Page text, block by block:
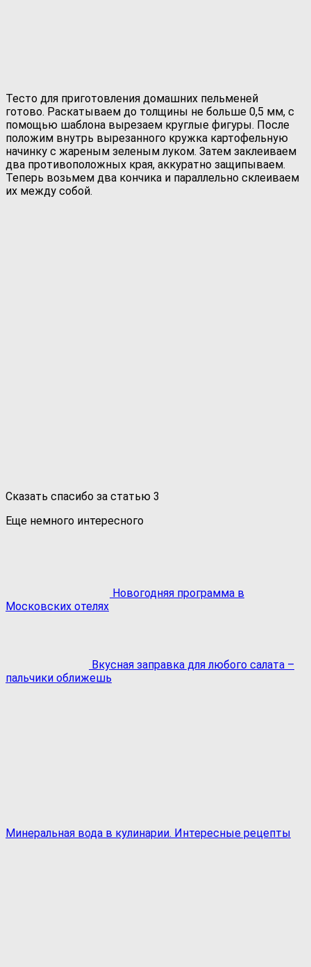
Тесто для приготовления домашних пельменей
готово. Раскатываем до толщины не больше 0,5 мм, с
помощью шаблона вырезаем круглые фигуры. После
положим внутрь вырезанного кружка картофельную
начинку с жареным зеленым луком. Затем заклеиваем
два противоположных края, аккуратно защипываем.
Теперь возьмем два кончика и параллельно склеиваем
их между собой.
Сказать спасибо за статью 3
Еще немного интересного
Новогодняя программа в
Московских отелях
Вкусная заправка для любого салата –
пальчики оближешь
Минеральная вода в кулинарии. Интересные рецепты